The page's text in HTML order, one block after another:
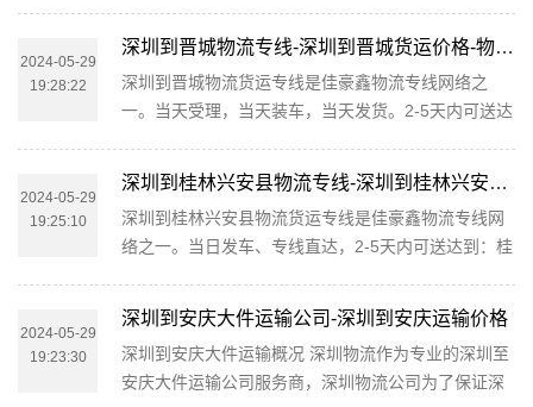
以下区域：西秀区、平坝县（城关镇）、普定县（城
关镇）、关岭布依族苗族自治...
区、龙泉驿区、青白江区、新都区、温江区、都江堰
市、彭州市、邛崃市、崇州市、金堂县、双流县、郫
县、大邑县、蒲江县、新津县。 同时惠州物流公司为
了增强客户对于我司的物流服务体验，客户货物重量
大于五吨或者方位大于个方的可提供专车接派服务，
惠州市区周边公里范围内以及成都...
2024-05-29
19:28:22
深圳到晋城物流专线-深圳到晋城货运价格-物流公司电话
深圳到晋城物流货运专线是佳豪鑫物流专线网络之
一。当天受理，当天装车，当天发货。2-5天内可送达
县。可提供深圳直达晋城集货运代理、专线运输、仓
储配送于一体的物流服务提供商，为您提供零担运
输、整车运输、仓储配送、理货包装、装卸搬运、展
会物流、长途搬家、轿车、行李托运等服务。只需一
个电话，一切帮您搞定。公司介绍佳豪鑫物流秉承“尊
客爱货”的服务理念，凭借深圳...
2024-05-29
19:25:10
深圳到桂林兴安县物流专线-深圳到桂林兴安县货运公司
深圳到桂林兴安县物流货运专线是佳豪鑫物流专线网
络之一。当日发车、专线直达，2-5天内可送达到：桂
担运输、大票货运输、大件运输、设备运输、集装箱
运输、轿车托运、摩托车托运、酒水托运、搬家服
务、长途搬家、专线运输、第三方物流承包等服务。
市内上门服务，提供各种货物包装。您只需一个电
2024-05-29
19:23:30
深圳到安庆大件运输公司-深圳到安庆运输价格
深圳到安庆大件运输概况 深圳物流作为专业的深圳至
安庆大件运输公司服务商，深圳物流公司为了保证深